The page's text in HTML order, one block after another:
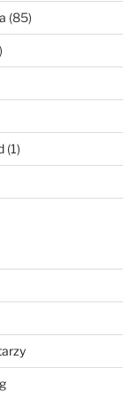
(85)
(1)